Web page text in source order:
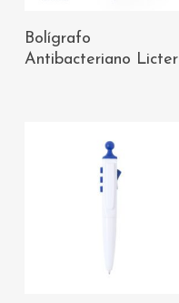
AÑADIR AL
CARRITO
Bolígrafo
Antibacteriano Licter